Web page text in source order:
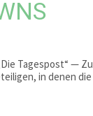
Tagespost“ —
in denen